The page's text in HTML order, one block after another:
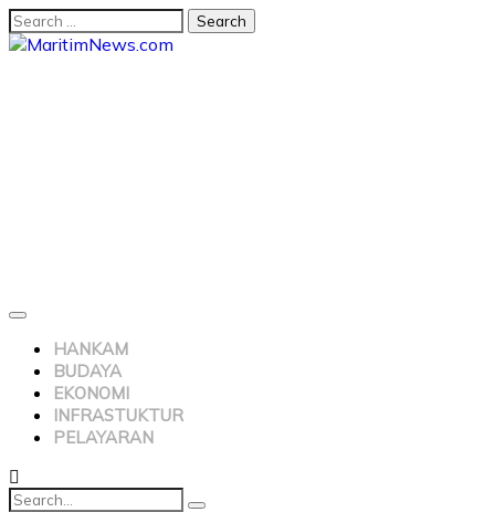
HANKAM
BUDAYA
EKONOMI
INFRASTUKTUR
PELAYARAN